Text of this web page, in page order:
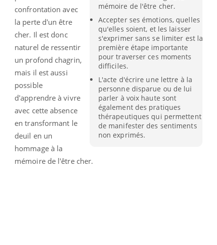
mémoire de l'être cher.
Accepter ses émotions, quelles
qu'elles soient, et les laisser
s'exprimer sans se limiter est la
première étape importante
pour traverser ces moments
difficiles.
L'acte d'écrire une lettre à la
personne disparue ou de lui
parler à voix haute sont
également des pratiques
thérapeutiques qui permettent
de manifester des sentiments
non exprimés.
confrontation avec
la perte d'un être
cher. Il est donc
naturel de ressentir
un profond chagrin,
mais il est aussi
possible
d'apprendre à vivre
avec cette absence
en transformant le
deuil en un
hommage à la
mémoire de l'être cher.